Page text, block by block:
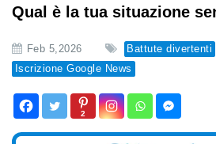
Qual è la tua situazione
Feb 5,2026 Battute divertenti
Iscrizione Google News
2